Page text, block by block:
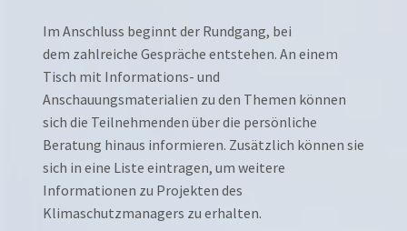
Im Anschluss beginnt der Rundgang, bei
dem zahlreiche Gespräche entstehen. An einem
Tisch mit Informations- und
Anschauungsmaterialien zu den Themen können
sich die Teilnehmenden über die persönliche
Beratung hinaus informieren. Zusätzlich können sie
sich in eine Liste eintragen, um weitere
Informationen zu Projekten des
Klimaschutzmanagers zu erhalten.